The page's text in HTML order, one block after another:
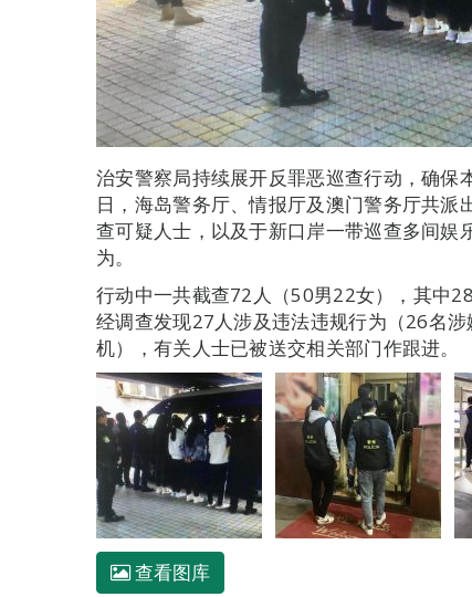
治安警察局持续展开反罪恶巡查行动，确
日，海岛警务厅、情报厅及澳门警务厅共
查可疑人士，以及于新口岸一带巡查多间
为。
行动中一共截查72人（50男22女），其中
经调查发现27人涉及违法违规行为（26名
机），有关人士已被送交相关部门作跟进。
查看图库